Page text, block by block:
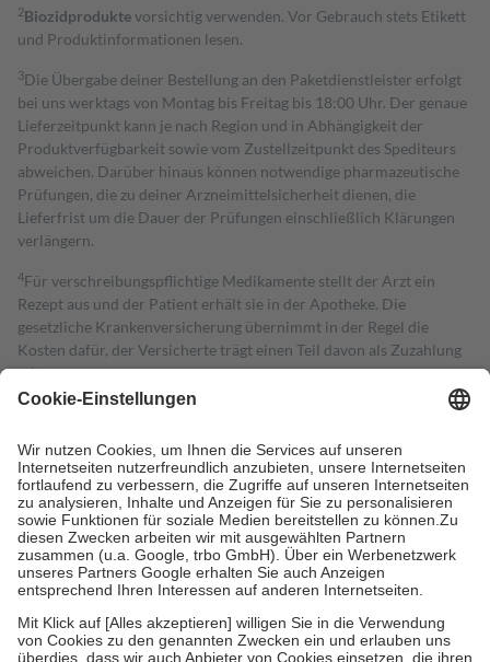
2Biozidproduktevorsichtig verwenden. Vor Gebrauch stets Etikett
und Produktinformationen lesen.
3Die Übergabe deiner Bestellung an den Paketdienstleister erfolgt
bei uns werktags von Montag bis Freitag bis 18:00 Uhr. Der genaue
Lieferzeitpunkt kann je nach Region und in Abhängigkeit der
Produktverfügbarkeit sowie vom Zustellzeitpunkt des Spediteurs
abweichen. Darüber hinaus können notwendige pharmazeutische
Prüfungen, die zu deiner Arzneimittelsicherheit dienen, die
Lieferfrist um die Dauer der Prüfungen einschließlich Klärungen
verlängern.
4Für verschreibungspflichtige Medikamente stellt der Arzt ein
Rezept aus und der Patient erhält sie in der Apotheke. Die
gesetzliche Krankenversicherung übernimmt in der Regel die
Kosten dafür, der Versicherte trägt einen Teil davon als Zuzahlung
mit.
Grundsätzlich leisten Mitglieder Zuzahlungen in Höhe von zehn
höchstens zehn Euro.
Es sind jedoch nie mehr als die tatsächlichen
Kosten der Leistung zu entrichten.
Diese Regeln gelten grundsätzlich auch für Online-Apotheken.
Bei Heilmitteln und häuslicher Krankenpflege beträgt die
Zuzahlung zehn Prozent der Kosten sowie zehn Euro je
Verordnung.
Um das Engagement der Versicherten für ihre eigene Gesundheit zu
stärken und die besondere Stellung der Familie zu unterstützen,
fallenkeine Zuzahlungenan bei:
• Kindern und Jugendlichen bis zum vollendeten 18. Lebensjahr